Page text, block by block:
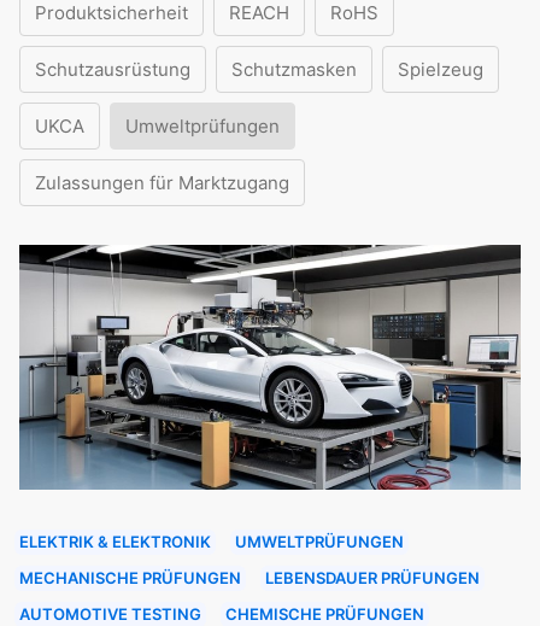
Produktsicherheit REACH RoHS
Schutzausrüstung Schutzmasken Spielzeug
UKCA Umweltprüfungen
Zulassungen für Marktzugang
ELEKTRIK & ELEKTRONIK
UMWELTPRÜFUNGEN
MECHANISCHE PRÜFUNGEN
LEBENSDAUER PRÜFUNGEN
AUTOMOTIVE TESTING
CHEMISCHE PRÜFUNGEN